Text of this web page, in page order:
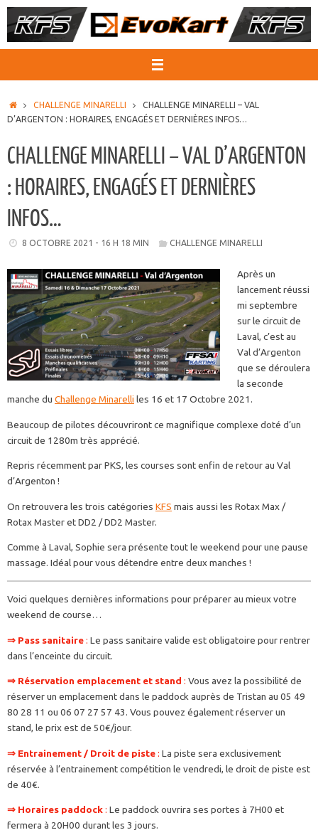
Passer
au
ACCUEIL
CHALLENGE MINARELLI
CHALLENGE MINARELLI – VAL
D’ARGENTON : HORAIRES, ENGAGÉS ET DERNIÈRES INFOS…
CHALLENGE MINARELLI – VAL D’ARGENTON
: HORAIRES, ENGAGÉS ET DERNIÈRES
INFOS…
8 OCTOBRE 2021 - 16 H 18 MIN CHALLENGE MINARELLI
Après un
lancement réussi
mi septembre
sur le circuit de
Laval, c’est au
Val d’Argenton
que se déroulera
la seconde
manche du Challenge Minarelli les 16 et 17 Octobre 2021.
Beaucoup de pilotes découvriront ce magnifique complexe doté d’un
circuit de 1280m très apprécié.
Repris récemment par PKS, les courses sont enfin de retour au Val
d’Argenton !
On retrouvera les trois catégories KFS mais aussi les Rotax Max /
Rotax Master et DD2 / DD2 Master.
Comme à Laval, Sophie sera présente tout le weekend pour une pause
massage. Idéal pour vous détendre entre deux manches !
Voici quelques dernières informations pour préparer au mieux votre
weekend de course…
⇒ Pass sanitaire: Le pass sanitaire valide est obligatoire pour rentrer
dans l’enceinte du circuit.
⇒ Réservation emplacement et stand : Vous avez la possibilité de
réserver un emplacement dans le paddock auprès de Tristan au 05 49
80 28 11 ou 06 07 27 57 43. Vous pouvez également réserver un
stand, le prix est de 50€/jour.
⇒ Entrainement / Droit de piste: La piste sera exclusivement
réservée à l’entrainement compétition le vendredi, le droit de piste est
de 40€.
⇒ Horaires paddock: Le paddock ouvrira ses portes à 7H00 et
fermera à 20H00 durant les 3 jours.